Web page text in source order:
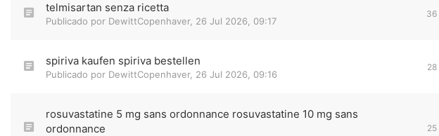
telmisartan senza ricetta
Publicado por DewittCopenhaver, 26 Jul 2026, 09:17
36
spiriva kaufen spiriva bestellen
Publicado por DewittCopenhaver, 26 Jul 2026, 09:16
28
rosuvastatine 5 mg sans ordonnance rosuvastatine 10 mg sans
ordonnance
25